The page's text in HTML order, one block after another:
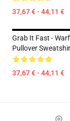
37,67 € - 44,11 €
Grab It Fast -
Pullover
37,67 € - 44,11 €